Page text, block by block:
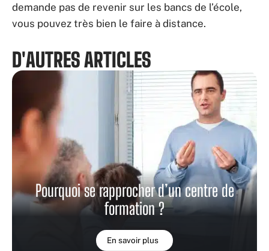
demande pas de revenir sur les bancs de l’école,
vous pouvez très bien le faire à distance.
D'AUTRES ARTICLES
Pourquoi se rapprocher d’un centre de
formation ?
En savoir plus